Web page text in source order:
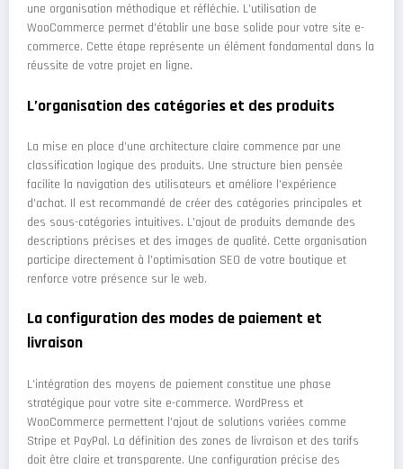
une organisation méthodique et réfléchie. L’utilisation de
WooCommerce permet d’établir une base solide pour votre site e-
commerce. Cette étape représente un élément fondamental dans la
réussite de votre projet en ligne.
L’organisation des catégories et des produits
La mise en place d’une architecture claire commence par une
classification logique des produits. Une structure bien pensée
facilite la navigation des utilisateurs et améliore l’expérience
d’achat. Il est recommandé de créer des catégories principales et
des sous-catégories intuitives. L’ajout de produits demande des
descriptions précises et des images de qualité. Cette organisation
participe directement à l’optimisation SEO de votre boutique et
renforce votre présence sur le web.
La configuration des modes de paiement et
livraison
L’intégration des moyens de paiement constitue une phase
stratégique pour votre site e-commerce. WordPress et
WooCommerce permettent l’ajout de solutions variées comme
Stripe et PayPal. La définition des zones de livraison et des tarifs
doit être claire et transparente. Une configuration précise des